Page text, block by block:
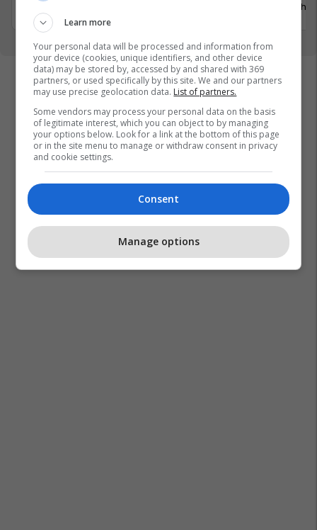
20 Gusht
Learn more
Your personal data will be processed and information from
your device (cookies, unique identifiers, and other device
data) may be stored by, accessed by and shared with 369
partners, or used specifically by this site. We and our partners
may use precise geolocation data. List of partners.
Some vendors may process your personal data on the basis
of legitimate interest, which you can object to by managing
your options below. Look for a link at the bottom of this page
or in the site menu to manage or withdraw consent in privacy
and cookie settings.
Consent
Manage options